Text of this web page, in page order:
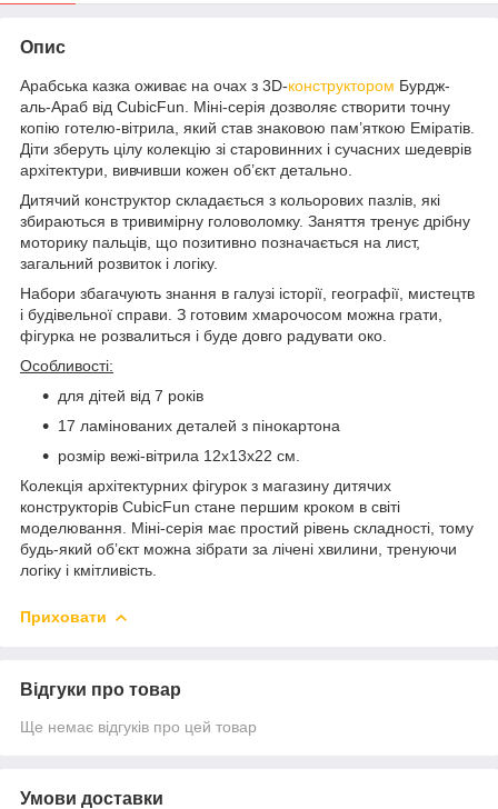
Опис
Арабська казка оживає на очах з 3D-конструктором Бурдж-
аль-Араб від CubicFun. Міні-серія дозволяє створити точну
копію готелю-вітрила, який став знаковою пам’яткою Еміратів.
Діти зберуть цілу колекцію зі старовинних і сучасних шедеврів
архітектури, вивчивши кожен об’єкт детально.
Дитячий конструктор складається з кольорових пазлів, які
збираються в тривимірну головоломку. Заняття тренує дрібну
моторику пальців, що позитивно позначається на лист,
загальний розвиток і логіку.
Набори збагачують знання в галузі історії, географії, мистецтв
і будівельної справи. З готовим хмарочосом можна грати,
фігурка не розвалиться і буде довго радувати око.
Особливості:
для дітей від 7 років
17 ламінованих деталей з пінокартона
розмір вежі-вітрила 12x13x22 см.
Колекція архітектурних фігурок з магазину дитячих
конструкторів CubicFun стане першим кроком в світі
моделювання. Міні-серія має простий рівень складності, тому
будь-який об’єкт можна зібрати за лічені хвилини, тренуючи
логіку і кмітливість.
Приховати
Відгуки про товар
Ще немає відгуків про цей товар
Умови доставки